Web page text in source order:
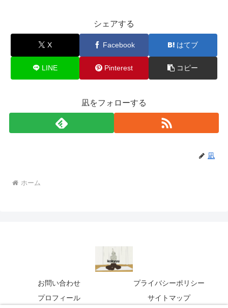
シェアする
X Facebook はてブ
LINE Pinterest コピー
凪をフォローする
凪
ホーム
お問い合わせ
プライバシーポリシー
プロフィール
サイトマップ